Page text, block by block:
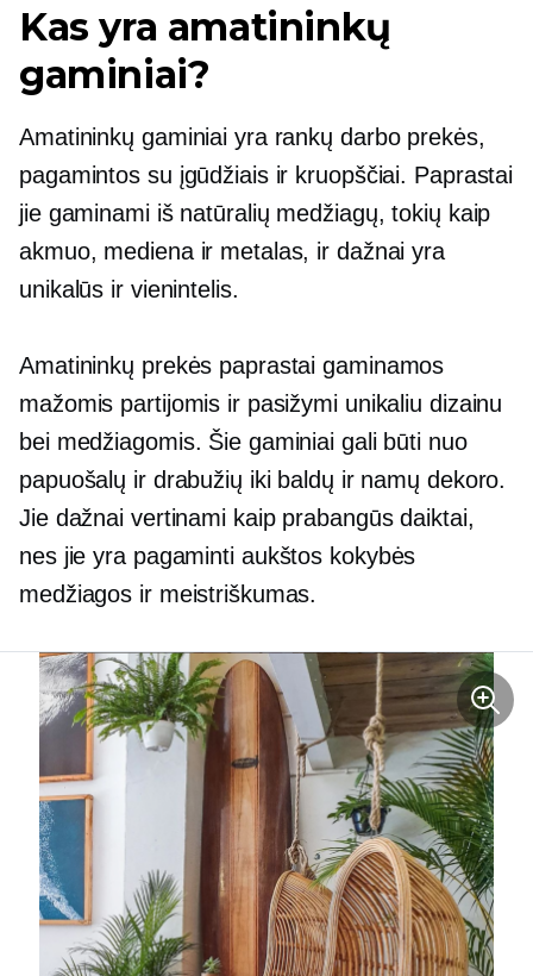
Kas yra amatininkų
gaminiai?
Amatininkų gaminiai yra rankų darbo prekės,
pagamintos su įgūdžiais ir kruopščiai. Paprastai
jie gaminami iš natūralių medžiagų, tokių kaip
akmuo, mediena ir metalas, ir dažnai yra
unikalūs ir vienintelis.
Amatininkų prekės paprastai gaminamos
mažomis partijomis ir pasižymi unikaliu dizainu
bei medžiagomis. Šie gaminiai gali būti nuo
papuošalų ir drabužių iki baldų ir namų dekoro.
Jie dažnai vertinami kaip prabangūs daiktai,
nes jie yra pagaminti aukštos kokybės
medžiagos ir meistriškumas.